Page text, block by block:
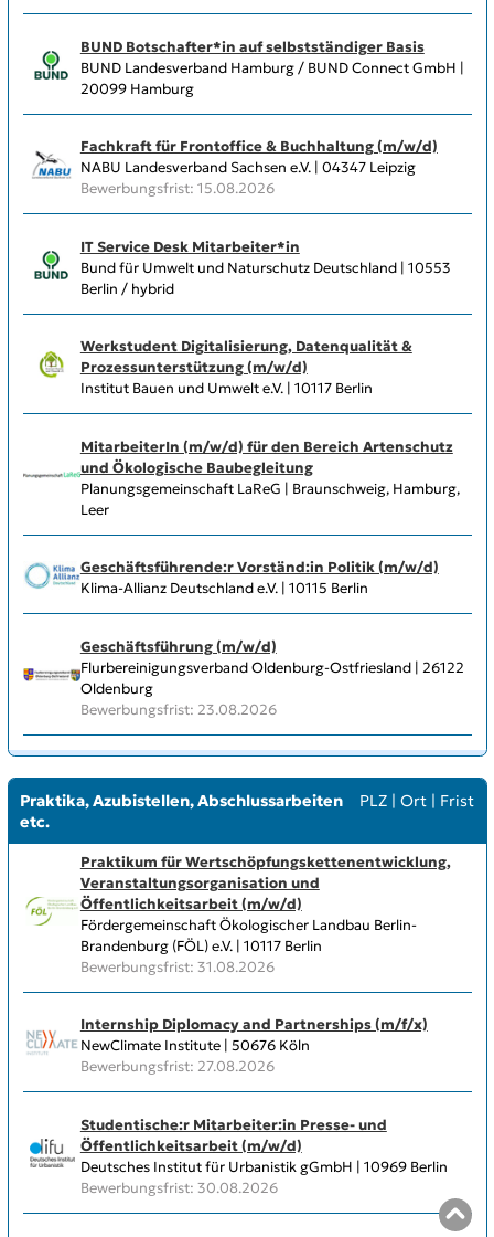
BUND Botschafter*in auf selbstständiger Basis
BUND Landesverband Hamburg / BUND Connect GmbH |
20099 Hamburg
Fachkraft für Frontoffice & Buchhaltung (m/w/d)
NABU Landesverband Sachsen e.V. | 04347 Leipzig
Bewerbungsfrist: 15.08.2026
IT Service Desk Mitarbeiter*in
Bund für Umwelt und Naturschutz Deutschland | 10553
Berlin / hybrid
Werkstudent Digitalisierung, Datenqualität &
Prozessunterstützung (m/w/d)
Institut Bauen und Umwelt e.V. | 10117 Berlin
MitarbeiterIn (m/w/d) für den Bereich Artenschutz
und Ökologische Baubegleitung
Planungsgemeinschaft LaReG | Braunschweig, Hamburg,
Leer
Geschäftsführende:r Vorständ:in Politik (m/w/d)
Klima-Allianz Deutschland e.V. | 10115 Berlin
Geschäftsführung (m/w/d)
Flurbereinigungsverband Oldenburg-Ostfriesland | 26122
Oldenburg
Bewerbungsfrist: 23.08.2026
Praktika, Azubistellen, Abschlussarbeiten
etc.
PLZ |Ort | Frist
Praktikum für Wertschöpfungskettenentwicklung,
Veranstaltungsorganisation und
Öffentlichkeitsarbeit (m/w/d)
Fördergemeinschaft Ökologischer Landbau Berlin-
Brandenburg (FÖL) e.V. | 10117 Berlin
Bewerbungsfrist: 31.08.2026
Internship Diplomacy and Partnerships (m/f/x)
NewClimate Institute | 50676 Köln
Bewerbungsfrist: 27.08.2026
Studentische:r Mitarbeiter:in Presse- und
Öffentlichkeitsarbeit (m/w/d)
Deutsches Institut für Urbanistik gGmbH | 10969 Berlin
Bewerbungsfrist: 30.08.2026